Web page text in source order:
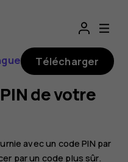
Télécharger
de votre
avec un code PIN par
par un code plus sûr.